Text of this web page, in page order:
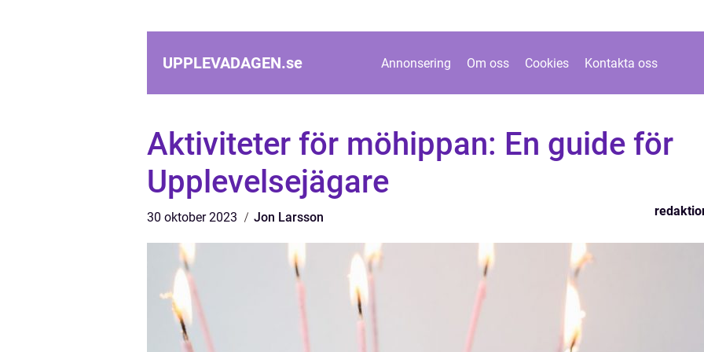
UPPLEVADAGEN.se Annonsering Om oss Cookies Kontakta oss
Aktiviteter för möhippan: En guide för
Upplevelsejägare
30 oktober 2023 Jon Larsson